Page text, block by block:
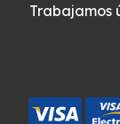
Trabajamos